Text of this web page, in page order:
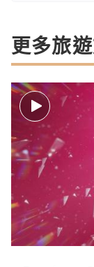
更多旅